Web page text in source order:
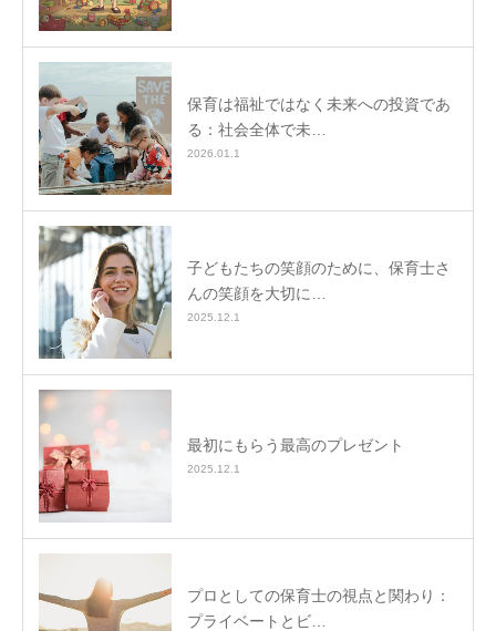
保育は福祉ではなく未来への投資であ
る：社会全体で未…
2026.01.1
子どもたちの笑顔のために、保育士さ
んの笑顔を大切に…
2025.12.1
最初にもらう最高のプレゼント
2025.12.1
プロとしての保育士の視点と関わり：
プライベートとビ…